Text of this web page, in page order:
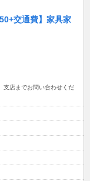
交通費】家具家
支店までお問い合わせくだ